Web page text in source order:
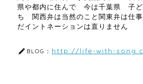
県や都内に住んで 今は千葉県 子ど
ち 関西弁は当然のこと関東弁は仕
だイントネーションは直りません
BLOG： http://life-with-